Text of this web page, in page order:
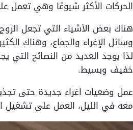
الحركات الأكثر شيوعًا وهي تعمل
هناك بعض الأشياء التي تجعل
وسائل الإغراء والجماع، وهناك
لذا يوجد العديد من النصائح التي
خفيف وبسيط.
عمل وضعيات اغراء جديدة حتى
معه في الليل، العمل على تشغيل